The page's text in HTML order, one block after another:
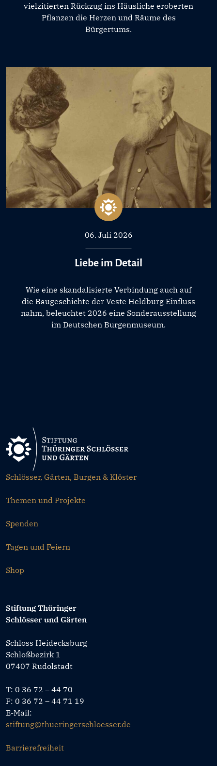
vielzitierten Rückzug ins Häusliche eroberten
Pflanzen die Herzen und Räume des
Bürgertums.
06. Juli 2026
Liebe im Detail
Wie eine skandalisierte Verbindung auch auf
die Baugeschichte der Veste Heldburg Einfluss
nahm, beleuchtet 2026 eine Sonderausstellung
im Deutschen Burgenmuseum.
Schlösser, Gärten, Burgen & Klöster
Themen und Projekte
Spenden
Tagen und Feiern
Shop
Stiftung Thüringer
Schlösser und Gärten
Schloss Heidecksburg
Schloßbezirk 1
07407 Rudolstadt
T: 0 36 72 – 44 70
F: 0 36 72 – 44 71 19
E-Mail:
stiftung@thueringerschloesser.de
Barrierefreiheit